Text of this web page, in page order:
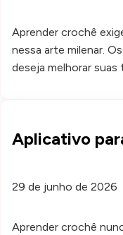
Aprender crochê
nessa arte milenar.
deseja melhorar
Aplicativo
29 de junho de 2026
Aprender crochê